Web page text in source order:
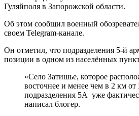
Гуляйполя в Запорожской области.
Об этом сообщил военный
своем Telegram-канале.
Он отметил, что подразделения 5-й
позиции в одном из населённых
«Село Затишье, которое
восточнее и менее чем в 2 км
подразделения 5А уже
написал блогер.